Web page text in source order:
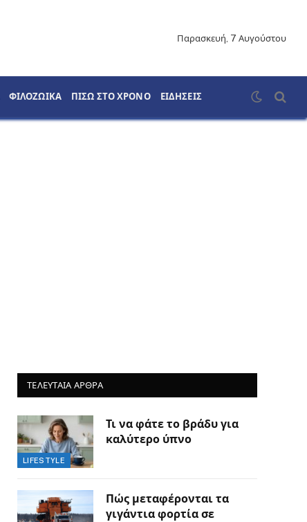
Παρασκευή, 7 Αυγούστου
ΦΙΛΟΖΩΙΚΑ ΠΙΣΩ ΣΤΟ ΧΡΟΝΟ ΕΙΔΗΣΕΙΣ
ΤΕΛΕΥΤΑΙΑ ΑΡΘΡΑ
LIFESTYLE
Τι να φάτε το βράδυ για
καλύτερο ύπνο
Πώς μεταφέρονται τα
γιγάντια φορτία σε